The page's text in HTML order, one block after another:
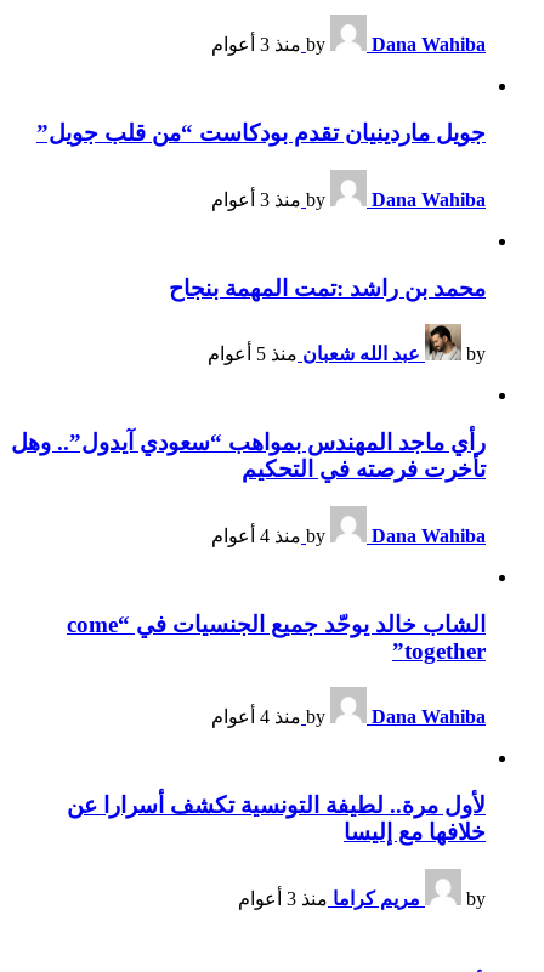
by Dana Wahiba منذ 3 أعوام
جويل ماردينيان تقدم بودكاست “من قلب جويل”
by Dana Wahiba منذ 3 أعوام
محمد بن راشد :تمت المهمة بنجاح
by عبد الله شعبان منذ 5 أعوام
رأي ماجد المهندس بمواهب “سعودي آيدول”.. وهل
تأخرت فرصته في التحكيم
by Dana Wahiba منذ 4 أعوام
الشاب خالد يوحّد جميع الجنسيات في “come
together”
by Dana Wahiba منذ 4 أعوام
لأول مرة.. لطيفة التونسية تكشف أسرارا عن
خلافها مع إليسا
by مريم كراما منذ 3 أعوام